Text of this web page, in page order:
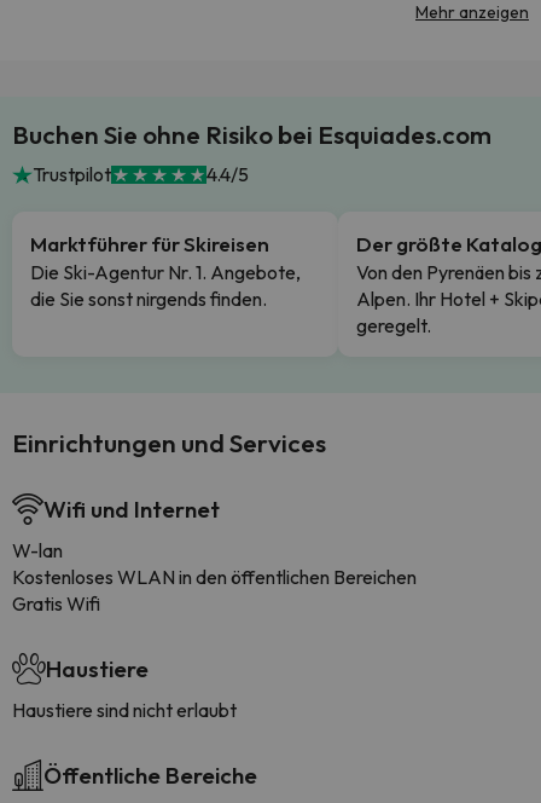
Mehr anzeigen
Buchen Sie ohne Risiko bei Esquiades.com
Trustpilot 4.4/5
Marktführer für Skireisen
Die Ski-Agentur Nr. 1. Angebote,
die Sie sonst nirgends finden.
Der größte Katalog
Von den Pyrenäen bis
Alpen. Ihr Hotel +
geregelt.
Einrichtungen und Services
Wifi und Internet
W-lan
Kostenloses WLAN in den öffentlichen Bereichen
Gratis Wifi
Haustiere
Haustiere sind nicht erlaubt
Öffentliche Bereiche